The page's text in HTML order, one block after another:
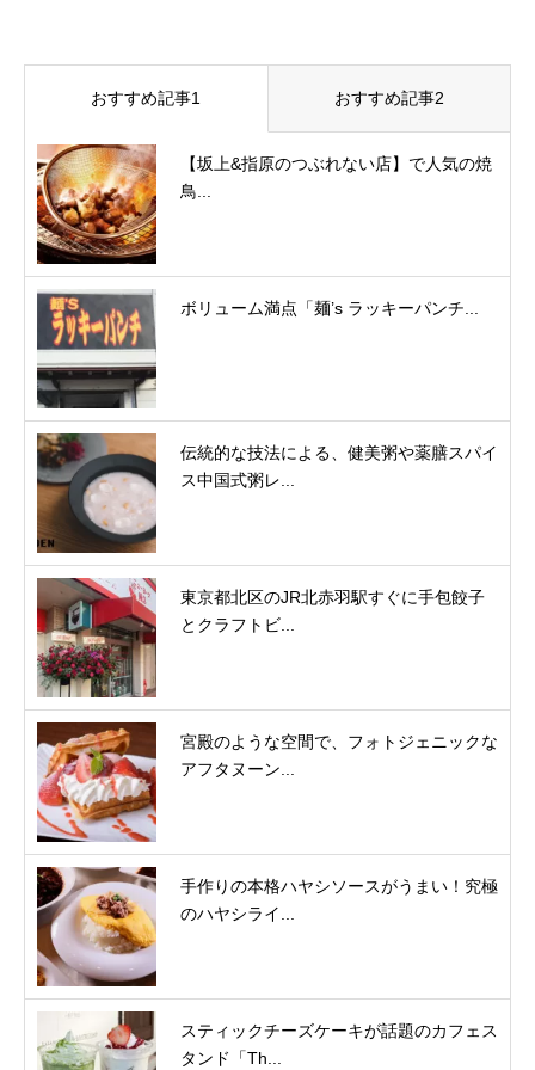
おすすめ記事1 おすすめ記事2
【坂上&指原のつぶれない店】で人気の焼
鳥...
ボリューム満点「麺’s ラッキーパンチ...
伝統的な技法による、健美粥や薬膳スパイ
ス中国式粥レ...
東京都北区のJR北赤羽駅すぐに手包餃子
とクラフトビ...
宮殿のような空間で、フォトジェニックな
アフタヌーン...
手作りの本格ハヤシソースがうまい！究極
のハヤシライ...
スティックチーズケーキが話題のカフェス
タンド「Th...